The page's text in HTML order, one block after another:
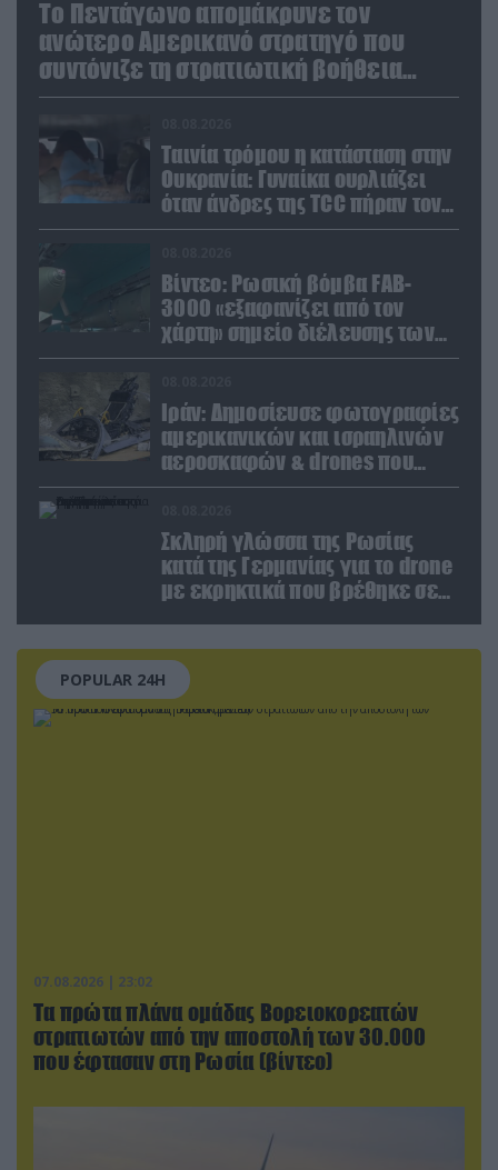
Το Πεντάγωνο απομάκρυνε τον
ανώτερο Αμερικανό στρατηγό που
συντόνιζε τη στρατιωτική βοήθεια
προς την Ουκρανία
Ταινία τρόμου η κατάσταση στην
Ουκρανία: Γυναίκα ουρλιάζει
όταν άνδρες της TCC πήραν τον
σύντροφό της (βίντεο)
Βίντεο: Ρωσική βόμβα FAB-
3000 «εξαφανίζει από τον
χάρτη» σημείο διέλευσης των
ουκρανικών δυνάμεων στην
Ιράν: Δημοσίευσε φωτογραφίες
αμερικανικών και ισραηλινών
αεροσκαφών & drones που
καταρρίφθηκαν
Σκληρή γλώσσα της Ρωσίας
κατά της Γερμανίας για το drone
με εκρηκτικά που βρέθηκε σε
POPULAR 24H
07.08.2026 | 23:02
Τα πρώτα πλάνα ομάδας Βορειοκορεατών
στρατιωτών από την αποστολή των 30.000
που έφτασαν στη Ρωσία (βίντεο)